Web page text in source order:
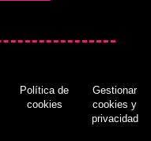
Política de
cookies
Gestionar
cookies y
privacidad